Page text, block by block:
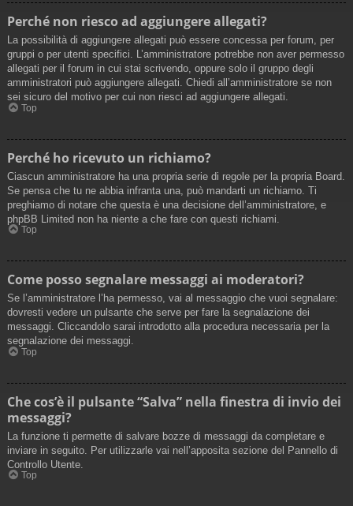
Perché non riesco ad aggiungere allegati?
La possibilità di aggiungere allegati può essere concessa per forum, per
gruppi o per utenti specifici. L’amministratore potrebbe non aver permesso
allegati per il forum in cui stai scrivendo, oppure solo il gruppo degli
amministratori può aggiungere allegati. Chiedi all’amministratore se non
sei sicuro del motivo per cui non riesci ad aggiungere allegati.
Top
Perché ho ricevuto un richiamo?
Ciascun amministratore ha una propria serie di regole per la propria Board.
Se pensa che tu ne abbia infranta una, può mandarti un richiamo. Ti
preghiamo di notare che questa è una decisione dell’amministratore, e
phpBB Limited non ha niente a che fare con questi richiami.
Top
Come posso segnalare messaggi ai moderatori?
Se l’amministratore l’ha permesso, vai al messaggio che vuoi segnalare:
dovresti vedere un pulsante che serve per fare la segnalazione dei
messaggi. Cliccandolo sarai introdotto alla procedura necessaria per la
segnalazione dei messaggi.
Top
Che cos’è il pulsante “Salva” nella finestra di invio dei
messaggi?
La funzione ti permette di salvare bozze di messaggi da completare e
inviare in seguito. Per utilizzarle vai nell’apposita sezione del Pannello di
Controllo Utente.
Top